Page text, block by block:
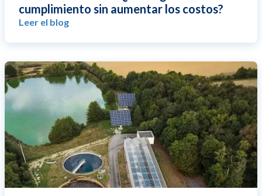
cumplimiento sin aumentar los costos?
Leer el blog